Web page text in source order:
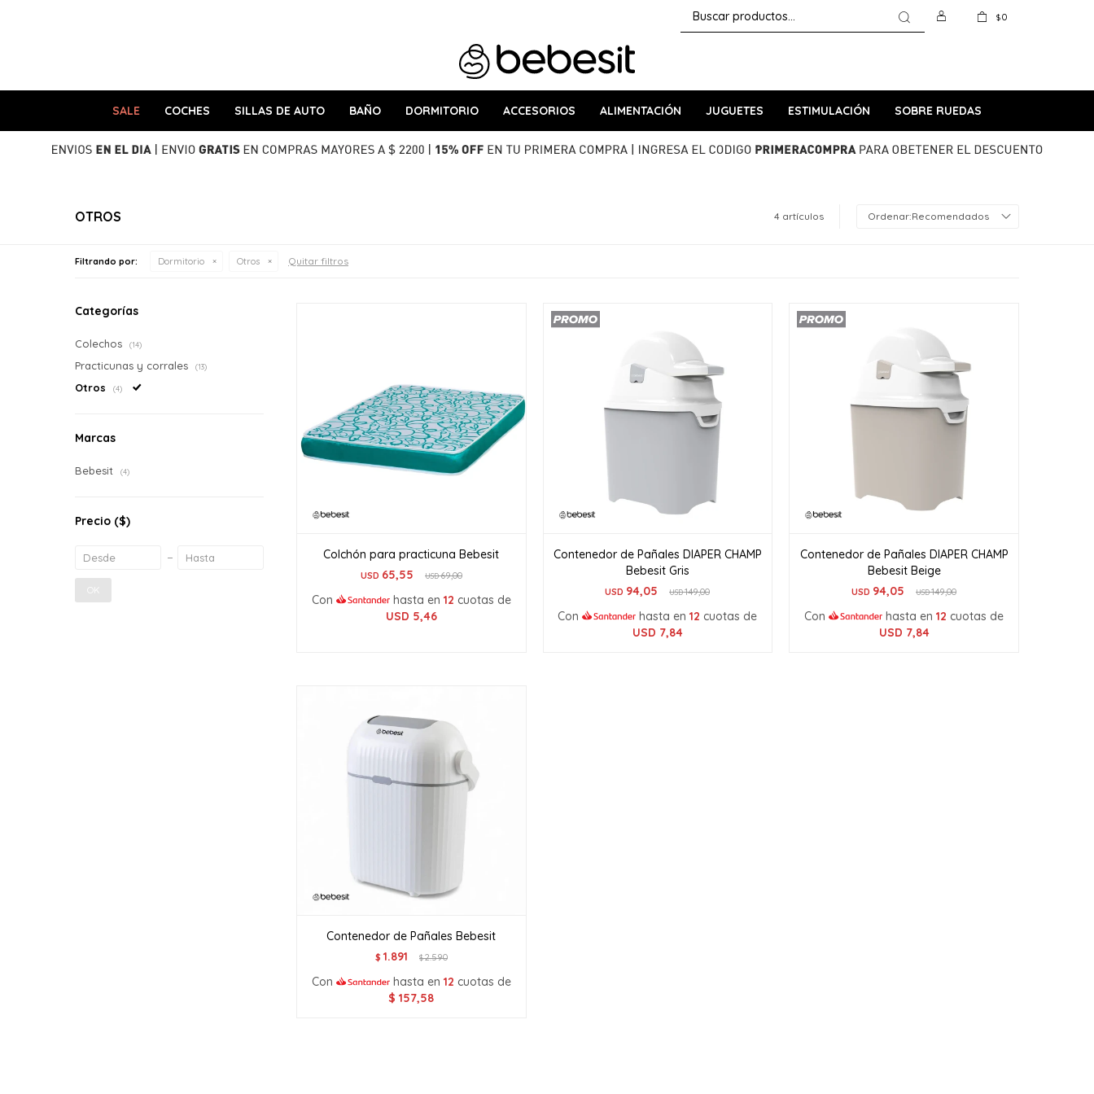
SALE COCHES SILLAS DE AUTO BAÑO DORMITORIO ACCESORIOS ALIMENTACIÓN JUGUETES ESTIMULACIÓN SOBRE RUEDAS
$0
OTROS 4 artículos Recomendados
Filtrando por: Dormitorio Otros Quitar filtros
Colchón para practicuna Bebesit
USD 65,55 USD69,00
Con hasta en 12 cuotas de
USD 5,46
Contenedor de Pañales DIAPER CHAMP
Bebesit Gris
USD 94,05 USD149,00
Con hasta en12 cuotas de
USD 7,84
Contenedor de Pañales DIAPER CHAMP
Bebesit Beige
USD 94,05 USD149,00
Con hasta en12 cuotas de
USD 7,84
Contenedor de Pañales Bebesit
$ 1.891 $2.590
Con hasta en 12 cuotas de
$ 157,58
Categorías
Colechos (14)
Practicunas y corrales (13)
Otros (4)
Marcas
Bebesit (4)
Precio ($)
OK